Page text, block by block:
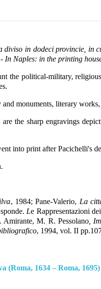
diviso in dodeci provincie, in
Naples: in the printing
the political-military,
monuments, literary
the sharp engravings
into print after Pacichelli's
, 1984; Pane-Valerio, La
Le Rappresentazioni
Amirante, M. R. Pessolano,
, 1994, vol. II
(Roma, 1634 – Roma, 1695)